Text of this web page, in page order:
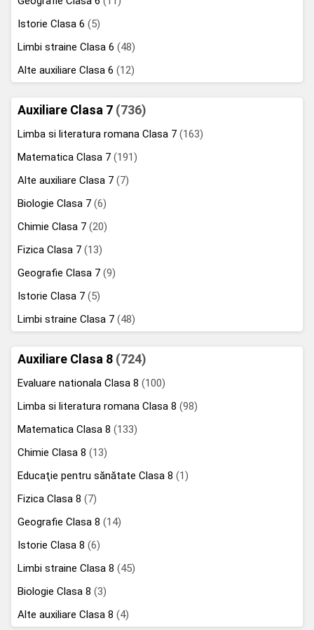
Istorie Clasa 6 (5)
Limbi straine Clasa 6 (48)
Alte auxiliare Clasa 6 (12)
Auxiliare Clasa 7 (736)
Limba si literatura romana Clasa 7 (163)
Matematica Clasa 7 (191)
Alte auxiliare Clasa 7 (7)
Biologie Clasa 7 (6)
Chimie Clasa 7 (20)
Fizica Clasa 7 (13)
Geografie Clasa 7 (9)
Istorie Clasa 7 (5)
Limbi straine Clasa 7 (48)
Auxiliare Clasa 8 (724)
Evaluare nationala Clasa 8 (100)
Limba si literatura romana Clasa 8 (98)
Matematica Clasa 8 (133)
Chimie Clasa 8 (13)
Educaţie pentru sănătate Clasa 8 (1)
Fizica Clasa 8 (7)
Geografie Clasa 8 (14)
Istorie Clasa 8 (6)
Limbi straine Clasa 8 (45)
Biologie Clasa 8 (3)
Alte auxiliare Clasa 8 (4)